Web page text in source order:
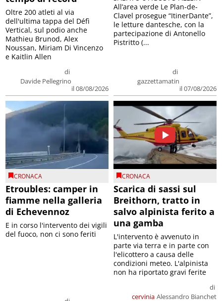
di
Davide Pellegrino
il 08/08/2026
Oltre 200 atleti al via
dell'ultima tappa del Défì
Vertical, sul podio anche
Mathieu Brunod, Alex
Noussan, Miriam Di Vincenzo
e Kaitlin Allen
di
gazzettamatin
il 07/08/2026
All’area verde Le Plan-de-
Clavel prosegue “ItinerDante”,
le letture dantesche, con la
partecipazione di Antonello
Pistritto (...
CRONACA
Etroubles: camper in
fiamme nella galleria
di Echevennoz
E in corso l'intervento dei vigili
del fuoco, non ci sono feriti
CRONACA
Scarica di sassi sul
Breithorn, tratto in
salvo alpinista ferito a
una gamba
cervinia
di
Alessandro Bianchet
L'intervento è avvenuto in
parte via terra e in parte con
l'elicottero a causa delle
condizioni meteo. L'alpinista
non ha riportato gravi ferite